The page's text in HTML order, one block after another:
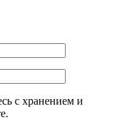
с хранением и